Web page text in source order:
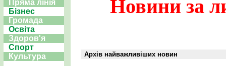
Пряма лінія
Бізнес
Громада
Освіта
Здоров'я
Спорт
Культура
Новини за
Архів найважливіших новин